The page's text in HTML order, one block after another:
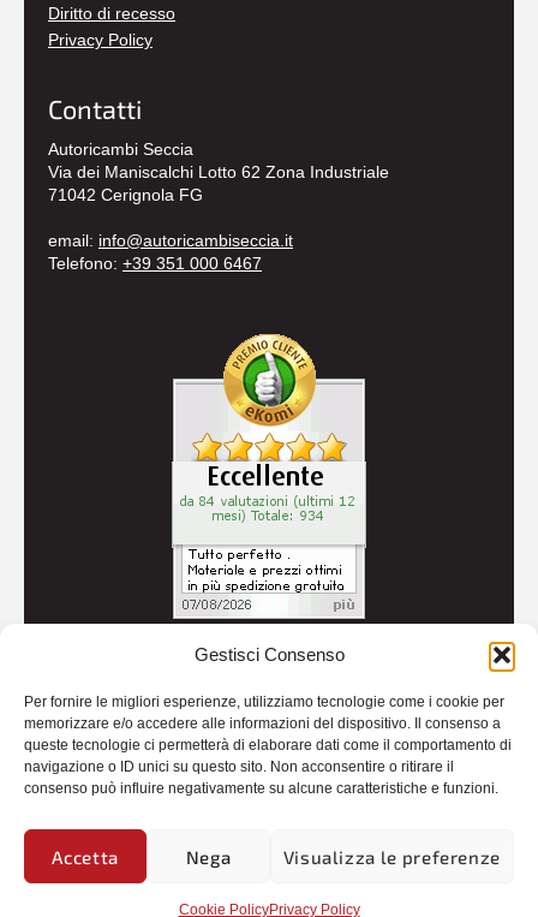
Gestisci Consenso
Per fornire le migliori esperienze, utilizziamo tecnologie come i cookie per
memorizzare e/o accedere alle informazioni del dispositivo. Il consenso a
queste tecnologie ci permetterà di elaborare dati come il comportamento di
navigazione o ID unici su questo sito. Non acconsentire o ritirare il
consenso può influire negativamente su alcune caratteristiche e funzioni.
Accetta Nega Visualizza le preferenze
Cookie PolicyPrivacy Policy
Diritto di recesso
Privacy Policy
Contatti
Autoricambi Seccia
Via dei Maniscalchi Lotto 62 Zona Industriale
71042 Cerignola FG
email: info@autoricambiseccia.it
Telefono: +39 351 000 6467
Credits